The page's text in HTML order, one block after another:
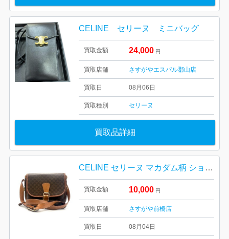
CELINE セリーヌ ミニバッグ
買取金額 24,000 円
買取店舗 さすがやエスパル郡山店
買取日 08月06日
買取種別 セリーヌ
買取品詳細
CELINE セリーヌ マカダム柄 ショルダーバッグ｜前橋市元総社町
買取金額 10,000 円
買取店舗 さすがや前橋店
買取日 08月04日